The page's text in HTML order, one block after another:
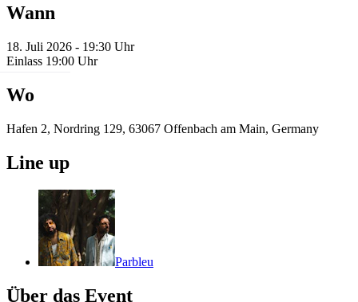
Wann
18. Juli 2026 - 19:30 Uhr
Einlass 19:00 Uhr
Wo
Hafen 2, Nordring 129, 63067 Offenbach am Main, Germany
Line up
Parbleu
Über das Event